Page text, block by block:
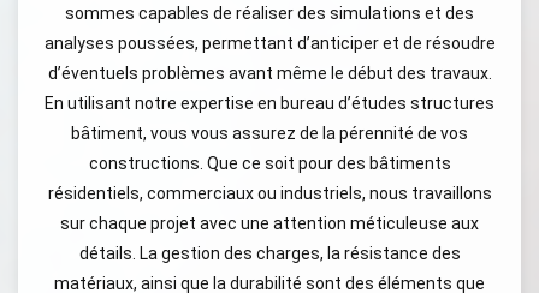
sommes capables de réaliser des simulations et des
analyses poussées, permettant d’anticiper et de résoudre
d’éventuels problèmes avant même le début des travaux.
En utilisant notre expertise en bureau d’études structures
bâtiment, vous vous assurez de la pérennité de vos
constructions. Que ce soit pour des bâtiments
résidentiels, commerciaux ou industriels, nous travaillons
sur chaque projet avec une attention méticuleuse aux
détails. La gestion des charges, la résistance des
matériaux, ainsi que la durabilité sont des éléments que